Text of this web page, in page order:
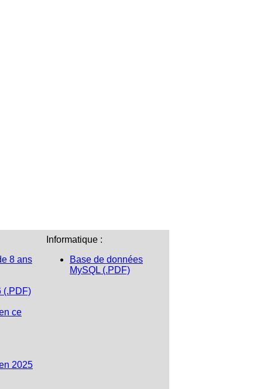
8 ans
(.PDF)
ce
2025
Informatique :
Base de données
MySQL (.PDF)